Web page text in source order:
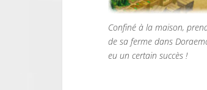
Confiné à la maison,
de sa ferme dans
eu un certain succès !